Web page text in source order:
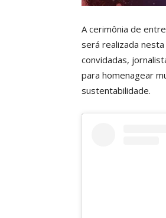
A cerimônia de
será realizada
convidadas,
para homenagear
sustentabilidade.